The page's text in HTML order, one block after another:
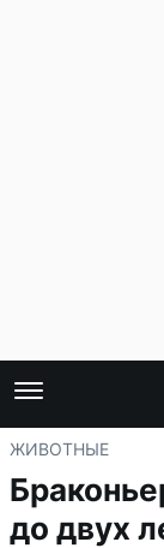
ЖИВОТНЫЕ
до двух